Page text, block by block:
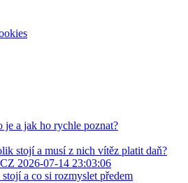
je a jak ho rychle poznat?
stojí a musí z nich vítěz platit daň?
2026-07-14 23:03:06
a co si rozmyslet předem